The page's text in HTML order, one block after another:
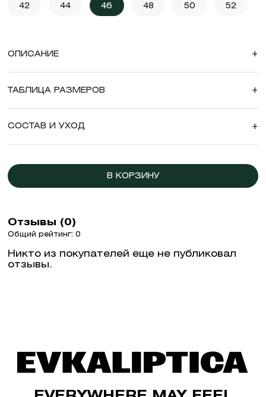
42 44 46 48 50 52
ОПИСАНИЕ +
ТАБЛИЦА РАЗМЕРОВ +
СОСТАВ И УХОД +
В КОРЗИНУ
Отзывы (0)
Общий рейтинг: 0
Никто из покупателей еще не публиковал
отзывы.